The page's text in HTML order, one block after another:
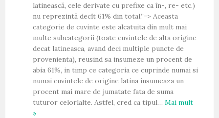
latinească, cele derivate cu prefixe ca în-, re- etc.)
nu reprezintă decît 61% din total.”=> Aceasta
categorie de cuvinte este alcatuita din mult mai
multe subcategorii (toate cuvintele de alta origine
decat latineasca, avand deci multiple puncte de
provenienta), reusind sa insumeze un procent de
abia 61%, in timp ce categoria ce cuprinde numai si
numai cuvintele de origine latina insumeaza un
procent mai mare de jumatate fata de suma
tuturor celorlalte. Astfel, cred ca tipul…Mai mult
»